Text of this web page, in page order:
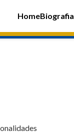
HomeBiografia